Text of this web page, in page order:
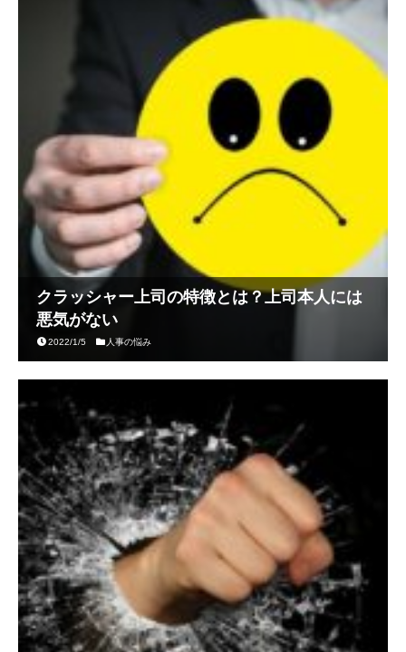
クラッシャー上司の特徴とは？上司本人には
悪気がない
2022/1/5 人事の悩み